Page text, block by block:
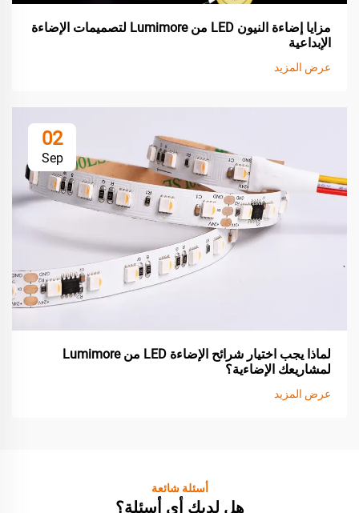
مزايا إضاءة النيون LED من Lumimore لتصميمات الإضاءة
الإبداعية
عرض المزيد
02
Sep
لماذا يجب اختيار شرائح الإضاءة LED من Lumimore
لمشاريعك الإضاءية؟
عرض المزيد
أسئلة شائعة
هل لديك أي أسئلة؟